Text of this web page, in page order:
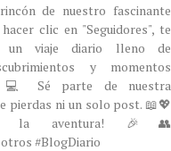
de nuestro fascinante
clic en "Seguidores", te
un viaje diario lleno de
y momentos
Sé parte de nuestra
pierdas ni un solo post. 📖💖
a la aventura! 🎉👥
#BlogDiario